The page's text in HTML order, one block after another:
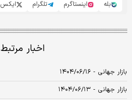
بله
اینستاگرم تلگرام ایکس
اخبار مرتبط
بازار جهانی - ۱۴۰۴/۰۶/۱۶
بازار جهانی - ۱۴۰۴/۰۶/۱۳